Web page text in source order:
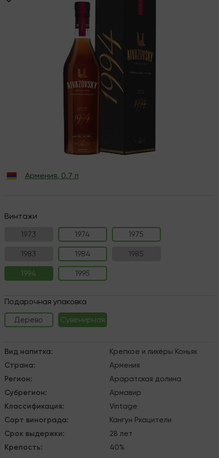
Армения, 0.7 л
Винтажи
1973
1974 1975
1983 1984 1985
1994 1995
Подарочная упаковка
Дерево
Сувенирная
Вид напитка: Крепкое и ликёры Коньяк
Страна:
Армения
Регион:
Араратская долина
Субрегион:
Армавир
Классификация:
Vintage
Сорт винограда: Кангун Ркацители
Срок выдержки:
28 лет
Крепость: 40%